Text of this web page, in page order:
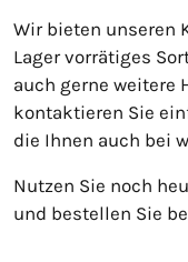
Wir bieten unseren
Lager vorrätiges
auch gerne weitere
kontaktieren Sie
die Ihnen auch bei
Nutzen Sie noch
und bestellen Sie